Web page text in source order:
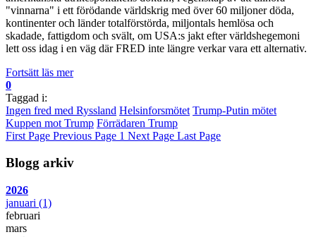
"vinnarna" i ett förödande världskrig med över 60 miljoner döda,
kontinenter och länder totalförstörda, miljontals hemlösa och
skadade, fattigdom och svält, om USA:s jakt efter världshegemoni
lett oss idag i en väg där FRED inte längre verkar vara ett alternativ.
Fortsätt läs mer
0
Taggad i:
Ingen fred med Ryssland Helsinforsmötet Trump-Putin mötet
Kuppen mot Trump Förrädaren Trump
First Page Previous Page 1 Next Page Last Page
Blogg arkiv
2026
januari (1)
februari
mars